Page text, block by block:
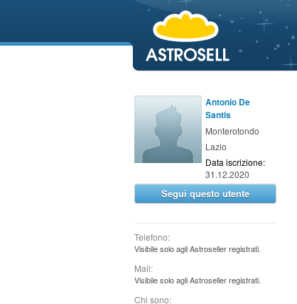
Antonio De
Santis
Monterotondo
Lazio
Data iscrizione:
31.12.2020
Segui questo utente
Telefono:
Visibile solo agli Astroseller registrati.
Mail:
Visibile solo agli Astroseller registrati.
Chi sono: